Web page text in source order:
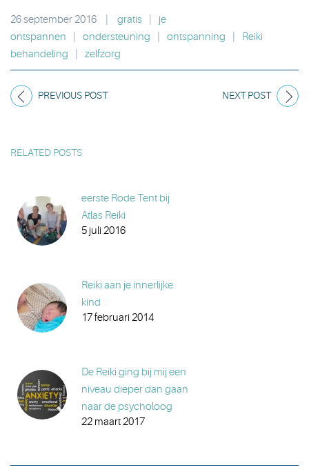
26 september 2016 gratis
je
ontspannen
ondersteuning ontspanning
Reiki
behandeling
zelfzorg
PREVIOUS POST NEXT POST
RELATED POSTS
eerste Rode Tent bij
Atlas Reiki
5 juli 2016
Reiki aan je innerlijke
kind
17 februari 2014
De Reiki ging bij mij een
niveau dieper dan gaan
naar de psycholoog
22 maart 2017